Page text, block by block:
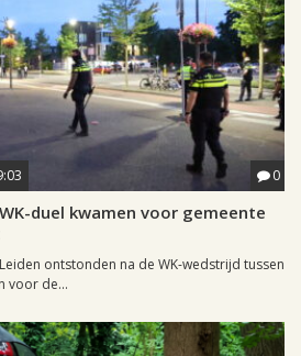
0
duel kwamen voor gemeente
ontstonden na de WK-wedstrijd tussen
voor de...